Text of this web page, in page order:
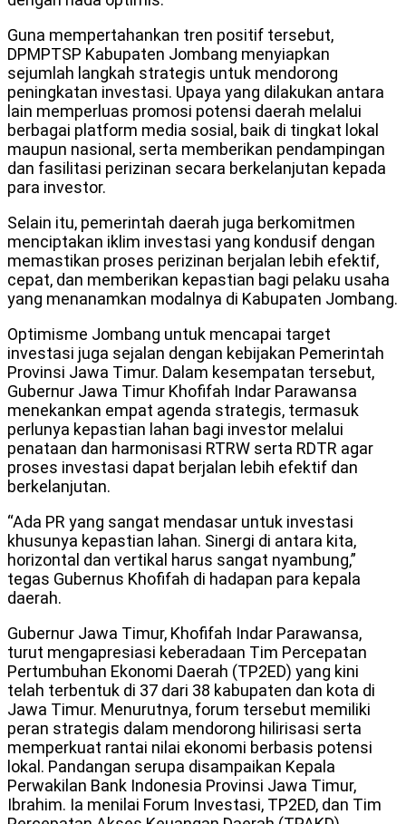
Guna mempertahankan tren positif tersebut,
DPMPTSP Kabupaten Jombang menyiapkan
sejumlah langkah strategis untuk mendorong
peningkatan investasi. Upaya yang dilakukan antara
lain memperluas promosi potensi daerah melalui
berbagai platform media sosial, baik di tingkat lokal
maupun nasional, serta memberikan pendampingan
dan fasilitasi perizinan secara berkelanjutan kepada
para investor.
Selain itu, pemerintah daerah juga berkomitmen
menciptakan iklim investasi yang kondusif dengan
memastikan proses perizinan berjalan lebih efektif,
cepat, dan memberikan kepastian bagi pelaku usaha
yang menanamkan modalnya di Kabupaten Jombang.
Optimisme Jombang untuk mencapai target
investasi juga sejalan dengan kebijakan Pemerintah
Provinsi Jawa Timur. Dalam kesempatan tersebut,
Gubernur Jawa Timur Khofifah Indar Parawansa
menekankan empat agenda strategis, termasuk
perlunya kepastian lahan bagi investor melalui
penataan dan harmonisasi RTRW serta RDTR agar
proses investasi dapat berjalan lebih efektif dan
berkelanjutan.
“Ada PR yang sangat mendasar untuk investasi
khusunya kepastian lahan. Sinergi di antara kita,
horizontal dan vertikal harus sangat nyambung,”
tegas Gubernus Khofifah di hadapan para kepala
daerah.
Gubernur Jawa Timur, Khofifah Indar Parawansa,
turut mengapresiasi keberadaan Tim Percepatan
Pertumbuhan Ekonomi Daerah (TP2ED) yang kini
telah terbentuk di 37 dari 38 kabupaten dan kota di
Jawa Timur. Menurutnya, forum tersebut memiliki
peran strategis dalam mendorong hilirisasi serta
memperkuat rantai nilai ekonomi berbasis potensi
lokal. Pandangan serupa disampaikan Kepala
Perwakilan Bank Indonesia Provinsi Jawa Timur,
Ibrahim. Ia menilai Forum Investasi, TP2ED, dan Tim